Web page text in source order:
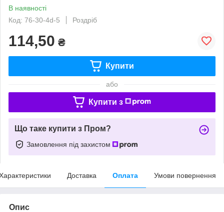
В наявності
Код: 76-30-4d-5
Роздріб
114,50 ₴
Купити
або
Купити з
Що таке купити з Пром?
Замовлення під захистом
Доставка Оплата Умови повернення
Опис